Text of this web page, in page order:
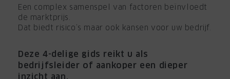
Een complex samenspel van factoren beïnvloedt
de marktprijs.
Dat biedt risico’s maar ook kansen voor uw bedrijf.
Deze 4-delige gids reikt u als
bedrijfsleider of aankoper een dieper
inzicht aan.